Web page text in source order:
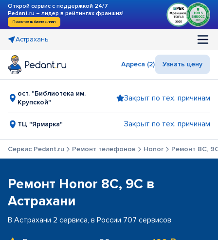
Открой сервис с поддержкой 24/7
Pedant.ru – лидер в рейтингах франшиз!
Посмотреть бизнес-план
Астрахань
Адреса (2) Узнать цену
ост. "Библиотека им.
Крупской"
Закрыт по тех. причинам
ТЦ "Ярмарка" Закрыт по тех. причинам
Сервис Pedant.ru Ремонт телефонов Honor Ремонт 8C,
Ремонт Honor 8C, 9C в
Астрахани
В Астрахани 2 сервиса, в России 707 сервисов